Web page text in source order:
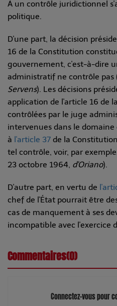
À un contrôle juridictionnel
politique.
D'une part, la décision
16 de la Constitution
gouvernement, c'est-à-dire
administratif ne contrôle pas
Servens). Les décisions
application de l'article 16 de
contrôlées par le juge
intervenues dans le
à l'article 37 de la
tel contrôle, voir, par
23 octobre 1964, d'Oriano).
D'autre part, en vertu de
chef de l'État pourrait être
cas de manquement à ses
incompatible avec l'exercice
Commentaires(0)
Connectez-vous pour